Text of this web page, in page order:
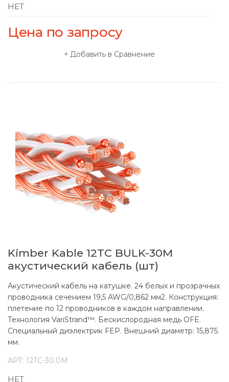
НЕТ
Цена по запросу
Добавить в Сравнение
Kimber Kable 12TC BULK-30M
акустический кабель (шт)
Акустический кабель на катушке. 24 белых и прозрачных
проводника сечением 19,5 AWG/0,862 мм2. Конструкция:
плетение по 12 проводников в каждом направлении.
Технология VariStrand™. Бескислородная медь OFE.
Специальный диэлектрик FEP. Внешний диаметр: 15,875
мм.
АРТ: 12TC-30.0M
НЕТ